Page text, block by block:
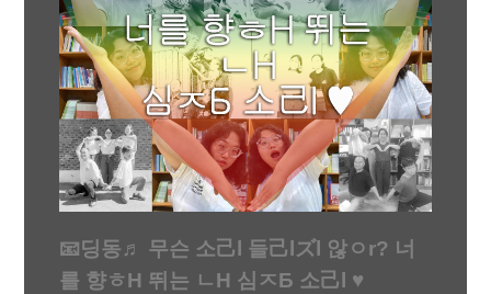
📧딩동♬ 무슨 소己l 들己lズl 않ㅇr? 너
를 향ㅎH 뛰는 ㄴH 심ㅈБ 소己l ♥